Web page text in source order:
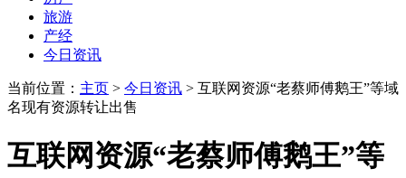
旅游
产经
今日资讯
当前位置： 主页 > 今日资讯 > 互联网资源“老蔡师傅鹅王”等域
名现有资源转让出售
互联网资源“老蔡师傅鹅王”等